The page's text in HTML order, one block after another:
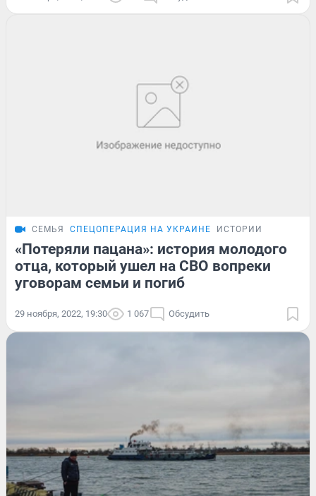
СЕМЬЯ СПЕЦОПЕРАЦИЯ НА УКРАИНЕ ИСТОРИИ
«Потеряли пацана»: история молодого
отца, который ушел на СВО вопреки
уговорам семьи и погиб
29 ноября, 2022, 19:30 1 067 Обсудить